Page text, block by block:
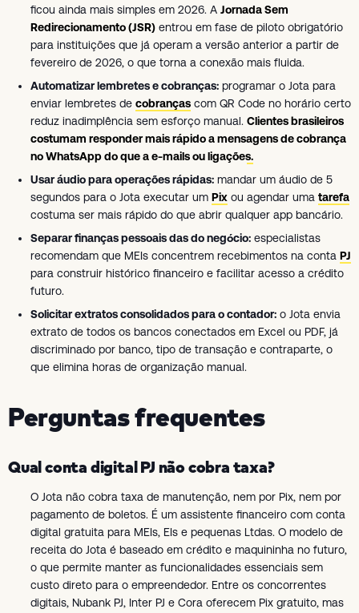
ficou ainda mais simples em 2026. A Jornada Sem
Redirecionamento (JSR) entrou em fase de piloto obrigatório
para instituições que já operam a versão anterior a partir de
fevereiro de 2026, o que torna a conexão mais fluida.
Automatizar lembretes e cobranças: programar o Jota para
enviar lembretes de cobranças com QR Code no horário certo
reduz inadimplência sem esforço manual. Clientes brasileiros
costumam responder mais rápido a mensagens de cobrança
no WhatsApp do que a e-mails ou ligações.
Usar áudio para operações rápidas: mandar um áudio de 5
segundos para o Jota executar um Pix ou agendar uma tarefa
costuma ser mais rápido do que abrir qualquer app bancário.
Separar finanças pessoais das do negócio: especialistas
recomendam que MEIs concentrem recebimentos na conta PJ
para construir histórico financeiro e facilitar acesso a crédito
futuro.
Solicitar extratos consolidados para o contador: o Jota envia
extrato de todos os bancos conectados em Excel ou PDF, já
discriminado por banco, tipo de transação e contraparte, o
que elimina horas de organização manual.
Perguntas frequentes
Qual conta digital PJ não cobra taxa?
O Jota não cobra taxa de manutenção, nem por Pix, nem por
pagamento de boletos. É um assistente financeiro com conta
digital gratuita para MEIs, EIs e pequenas Ltdas. O modelo de
receita do Jota é baseado em crédito e maquininha no futuro,
o que permite manter as funcionalidades essenciais sem
custo direto para o empreendedor. Entre os concorrentes
digitais, Nubank PJ, Inter PJ e Cora oferecem Pix gratuito, mas